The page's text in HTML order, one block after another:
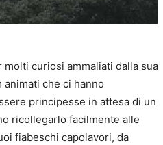
curiosi ammaliati dalla sua
che ci hanno
principesse in attesa di un
ricollegarlo facilmente alle
fiabeschi capolavori, da